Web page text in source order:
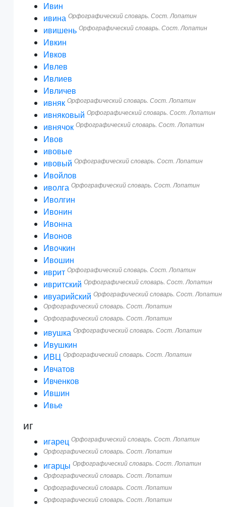
Ивин
ивина Орфографический словарь. Сост. Лопатин
ивишень Орфографический словарь. Сост. Лопатин
Ивкин
Ивков
Ивлев
Ивлиев
Ивличев
ивняк Орфографический словарь. Сост. Лопатин
ивняковый Орфографический словарь. Сост. Лопатин
ивнячок Орфографический словарь. Сост. Лопатин
Ивов
ивовые
ивовый Орфографический словарь. Сост. Лопатин
Ивойлов
иволга Орфографический словарь. Сост. Лопатин
Иволгин
Ивонин
Ивонна
Ивонов
Ивочкин
Ивошин
иврит Орфографический словарь. Сост. Лопатин
ивритский Орфографический словарь. Сост. Лопатин
ивуарийский Орфографический словарь. Сост. Лопатин
Орфографический словарь. Сост. Лопатин
Орфографический словарь. Сост. Лопатин
ивушка Орфографический словарь. Сост. Лопатин
Ивушкин
ИВЦ Орфографический словарь. Сост. Лопатин
Ивчатов
Ивченков
Ившин
Ивье
иг
игарец Орфографический словарь. Сост. Лопатин
Орфографический словарь. Сост. Лопатин
игарцы Орфографический словарь. Сост. Лопатин
Орфографический словарь. Сост. Лопатин
Орфографический словарь. Сост. Лопатин
Орфографический словарь. Сост. Лопатин